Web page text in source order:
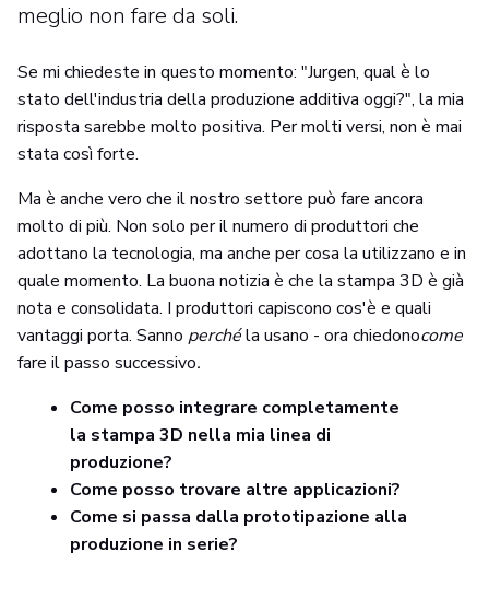
meglio non fare da soli.
Se mi chiedeste in questo momento: "Jurgen, qual è lo
stato dell'industria della produzione additiva oggi?", la mia
risposta sarebbe molto positiva. Per molti versi, non è mai
stata così forte.
Ma è anche vero che il nostro settore può fare ancora
molto di più. Non solo per il numero di produttori che
adottano la tecnologia, ma anche per cosa la utilizzano e in
quale momento. La buona notizia è che la stampa 3D è già
nota e consolidata. I produttori capiscono cos'è e quali
vantaggi porta. Sanno perchéla usano - ora chiedonocome
fare il passo successivo.
Come posso integrare completamente
la stampa 3D nella mia linea di
produzione?
Come posso trovare altre applicazioni?
Come si passa dalla prototipazione alla
produzione in serie?